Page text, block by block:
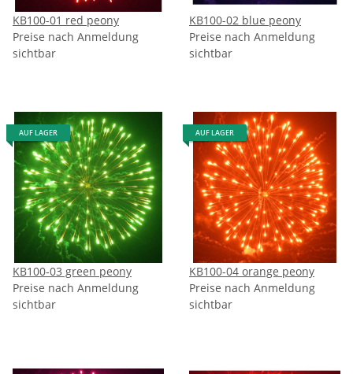
KB100-01 red peony
Preise nach Anmeldung
sichtbar
KB100-02 blue peony
Preise nach Anmeldung
sichtbar
AUF LAGER
KB100-03 green peony
Preise nach Anmeldung
sichtbar
AUF LAGER
KB100-04 orange peony
Preise nach Anmeldung
sichtbar